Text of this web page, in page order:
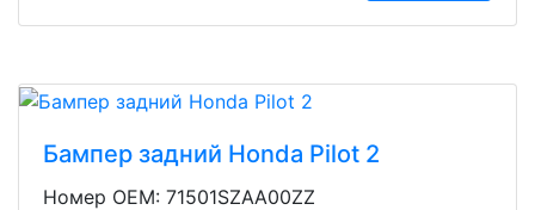
Бампер задний Honda Pilot 2
Номер OEM: 71501SZAA00ZZ